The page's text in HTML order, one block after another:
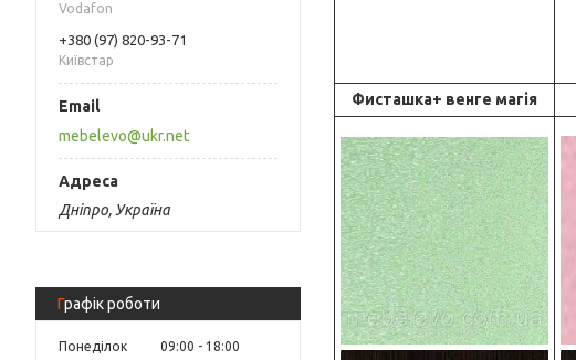
Vodafon
+380 (97) 820-93-71
Київстар
mebelevo@ukr.net
Дніпро, Україна
Графік роботи
Понеділок 09:00
18:00
Фисташка+ венге магія